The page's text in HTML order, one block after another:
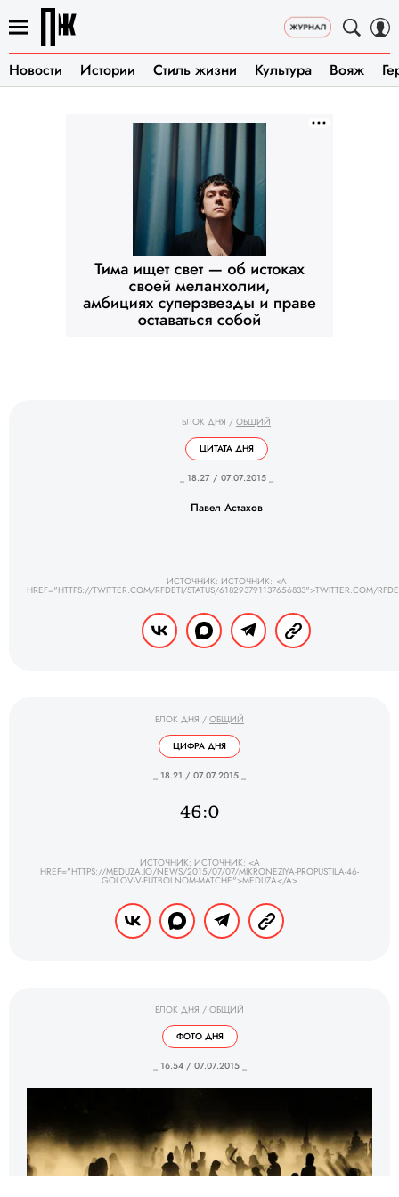
Новости Истории Стиль жизни Культура Вояж
БЛОК ДНЯ / ОБЩИЙ
ЦИТАТА ДНЯ
_ 18.27 / 07.07.2015 _
Павел Астахов
ИСТОЧНИК: ИСТОЧНИК: <A
HREF="HTTPS://TWITTER.COM/RFDETI/STATUS/618293791137656833">TWITTER.COM/
БЛОК ДНЯ / ОБЩИЙ
ЦИФРА ДНЯ
_ 18.21 / 07.07.2015 _
46:0
ИСТОЧНИК: ИСТОЧНИК: <A
HREF="HTTPS://MEDUZA.IO/NEWS/2015/07/07/MIKRONEZIYA-PROPUSTILA-46-
GOLOV-V-FUTBOLNOM-MATCHE">MEDUZA</A>
БЛОК ДНЯ / ОБЩИЙ
ФОТО ДНЯ
_ 16.54 / 07.07.2015 _